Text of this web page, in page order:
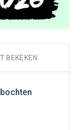
BEKEKEN